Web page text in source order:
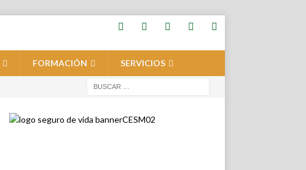
FORMACIÓN SERVICIOS